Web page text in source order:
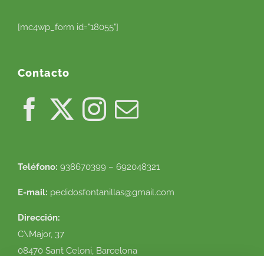
[mc4wp_form id="18055"]
Contacto
Teléfono: 938670399 – 692048321
E-mail: pedidosfontanillas@gmail.com
Dirección:
C\Major, 37
08470 Sant Celoni, Barcelona